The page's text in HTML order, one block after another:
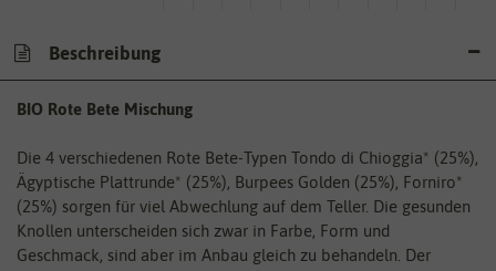
Beschreibung
BIO Rote Bete Mischung
Die 4 verschiedenen Rote Bete-Typen Tondo di Chioggia* (25%),
Ägyptische Plattrunde* (25%), Burpees Golden (25%), Forniro*
(25%) sorgen für viel Abwechlung auf dem Teller. Die gesunden
Knollen unterscheiden sich zwar in Farbe, Form und
Geschmack, sind aber im Anbau gleich zu behandeln. Der